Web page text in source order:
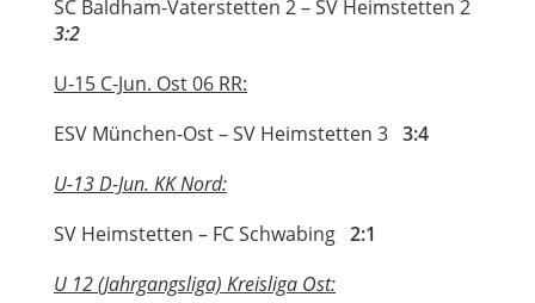
SC Baldham-Vaterstetten 2 – SV Heimstetten 2
3:2
U-15 C-Jun. Ost 06 RR:
ESV München-Ost – SV Heimstetten 3 3:4
U-13 D-Jun. KK Nord:
SV Heimstetten – FC Schwabing 2:1
U 12 (Jahrgangsliga) Kreisliga Ost: